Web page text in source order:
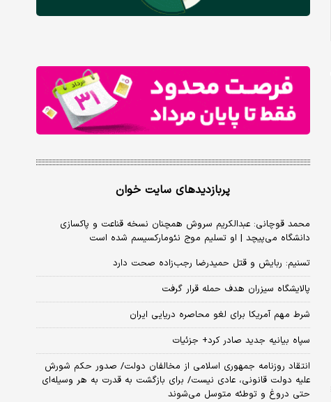
پربازدیدهای سایت خوان
محمد قوچانی: عبدالکریم سروش همچنان نسخه قناعت و پاکسازی
دانشگاه می‌پیچد | او تسلیم موج نئومارکسیسم شده است
تسنیم: ربایش و قتل حمیدرضا رجب‌زاده صحت دارد
پالایشگاه سیزران هدف حمله قرار گرفت
شرط مهم آمریکا برای لغو محاصره دریایی ایران
سپاه بیانیه جدید صادر کرد+ جزئیات
انتقاد روزنامه جمهوری اسلامی از مخالفان دولت/ صدور حکم شورش
علیه دولت قانونی، عادی نیست/ برای بازگشت به قدرت به هر وسیله‌ای
حتی دروغ و توطئه متوسل می‌شوند